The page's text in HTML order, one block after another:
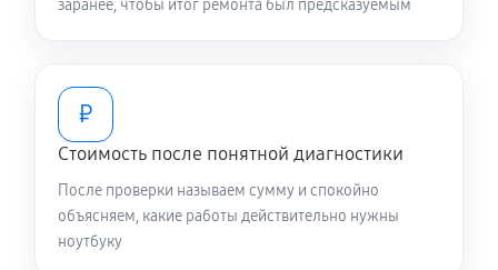
Замена видеочипа ноутбука Asus B5
Ремонт разъема питания
670 руб 60 минут
Ремонт цепей питания
заранее, чтобы итог ремонта был предсказуемым
₽
Стоимость после понятной диагностики
После проверки называем сумму и спокойно
объясняем, какие работы действительно нужны
ноутбуку